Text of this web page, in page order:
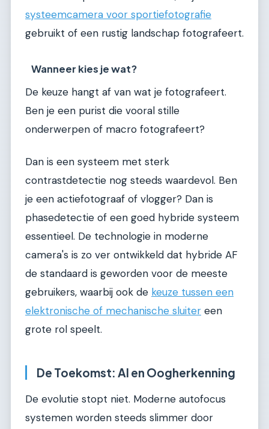
systeemcamera voor sportiefotografie
gebruikt of een rustig landschap fotografeert.
Wanneer kies je wat?
De keuze hangt af van wat je fotografeert.
Ben je een purist die vooral stille
onderwerpen of macro fotografeert?
Dan is een systeem met sterk
contrastdetectie nog steeds waardevol. Ben
je een actiefotograaf of vlogger? Dan is
phasedetectie of een goed hybride systeem
essentieel. De technologie in moderne
camera's is zo ver ontwikkeld dat hybride AF
de standaard is geworden voor de meeste
gebruikers, waarbij ook de keuze tussen een
elektronische of mechanische sluiter een
grote rol speelt.
De Toekomst: AI en Oogherkenning
De evolutie stopt niet. Moderne autofocus
systemen worden steeds slimmer door